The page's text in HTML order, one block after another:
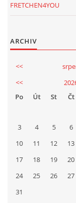
FRETCHEN4YOU
ARCHIV
<<
<<
Po
Út St Čt
3
4 5 6
10
11 12 13
17
18 19 20
24
25 26 27
31